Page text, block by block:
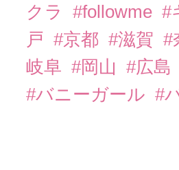
クラ
#followme #
戸 #京都 #滋賀 #
岐阜 #岡山 #広島
#バニーガール #